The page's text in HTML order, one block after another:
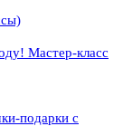
Мастер-класс
подарки с